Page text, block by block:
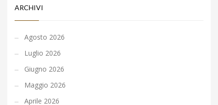
ARCHIVI
Agosto 2026
Luglio 2026
Giugno 2026
Maggio 2026
Aprile 2026